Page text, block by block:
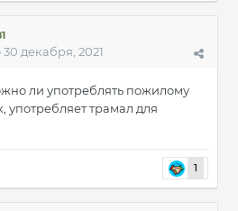
30 декабря, 2021
ли употреблять пожилому
употребляет трамал для
1